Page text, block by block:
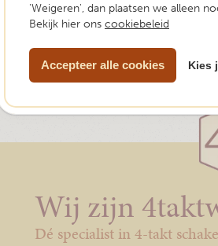
Wij zijn
Dé specialist in 4-takt
'Weigeren', dan plaatsen we alleen
Bekijk hier ons cookiebeleid
Accepteer alle cookies Kies